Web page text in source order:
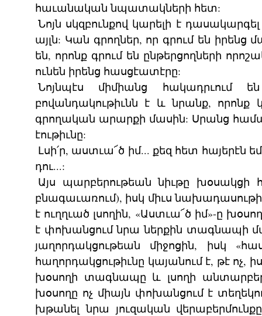
հաւանական նպատակների հետ:
Նոյն սկզբունքով կարելի է
այլն: Կան գրողներ, որ գրում են
են, որոնք գրում են ընթերցողների
ունեն իրենց հասցէատէրը:
Նոյնպէս միմիանց հակադրւում
բովանդակութիւնն է և նրանք, որոնք
գրողական արարքի մասին: Սրանց
էութիւնը:
Լսի՛ր, աստւա՜ծ իմ... քեզ հետ հայերէն
դու...:
Այս պարբերութեան նիւթը խօսակցի
բնագաւառում), իսկ միւս
է ուղղւած լսողին, «Աստւա՜ծ իմ»-ը
է փոխանցում նրա ներքին տագնապի
յաղորդակցութեան միջոցին, իսկ
հաղորդակցութիւնը կայանում է, թէ ոչ,
խօսողի տագնապը և լսողի
խօսողը ոչ միայն փոխանցում է
խթանել նրա յուզական